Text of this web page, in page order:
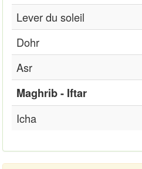
Lever du soleil
Dohr
Asr
Maghrib - Iftar
Icha